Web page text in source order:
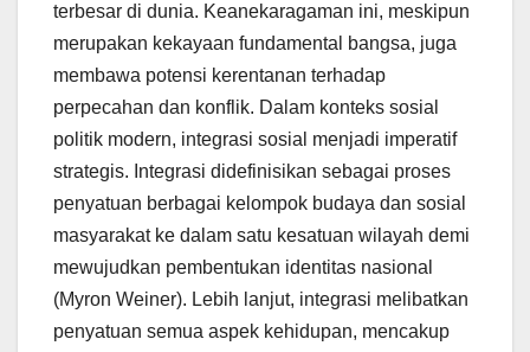
terbesar di dunia. Keanekaragaman ini, meskipun
merupakan kekayaan fundamental bangsa, juga
membawa potensi kerentanan terhadap
perpecahan dan konflik. Dalam konteks sosial
politik modern, integrasi sosial menjadi imperatif
strategis. Integrasi didefinisikan sebagai proses
penyatuan berbagai kelompok budaya dan sosial
masyarakat ke dalam satu kesatuan wilayah demi
mewujudkan pembentukan identitas nasional
(Myron Weiner). Lebih lanjut, integrasi melibatkan
penyatuan semua aspek kehidupan, mencakup